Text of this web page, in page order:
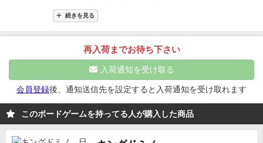
続きを見る
再入荷までお待ち下さい
入荷通知を受け取る
会員登録後、通知送信先を設定すると入荷通知を受け取れます
このボードゲームを持ってる人が購入した商品